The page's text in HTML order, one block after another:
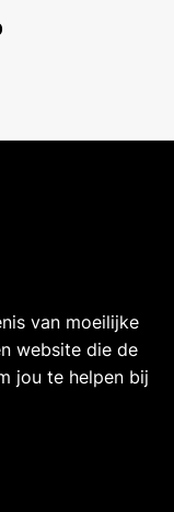
van moeilijke
website die de
jou te helpen bij